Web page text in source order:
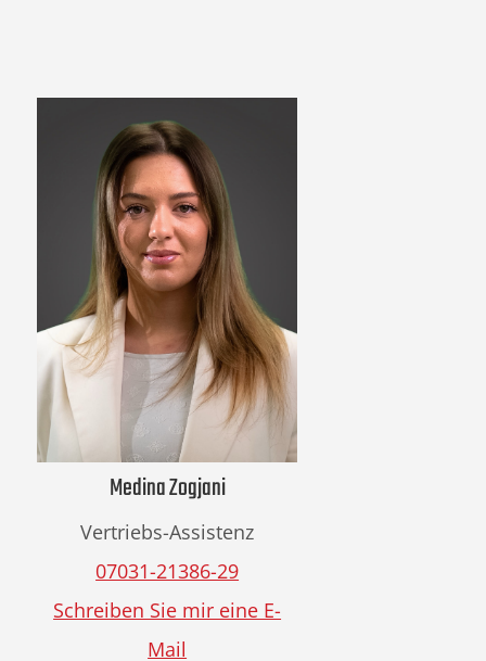
Medina Zogjani
Vertriebs-Assistenz
07031-21386-29
Schreiben Sie mir eine E-
Mail